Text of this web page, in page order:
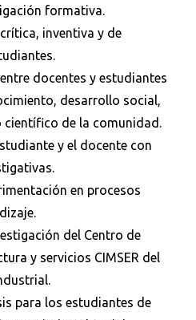
formativa.
inventiva y de
docentes y estudiantes
desarrollo social,
científico de la comunidad.
y el docente con
en procesos
del Centro de
y servicios CIMSER del
para los estudiantes de